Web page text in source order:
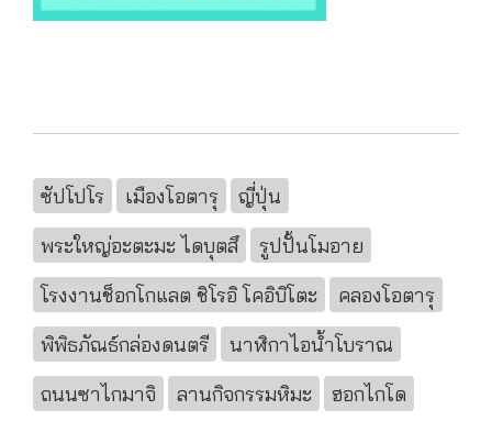
ซัปโปโร เมืองโอตารุ
ญี่ปุ่น
พระใหญ่อะตะมะ ไดบุตสึ
รูปปั้นโมอาย
โรงงานช็อกโกแลต ชิโรอิ โคอิบิโตะ
คลองโอตารุ
พิพิธภัณธ์กล่องดนตรี
นาฬิกาไอน้ำโบราณ
ถนนซาไกมาจิ
ลานกิจกรรมหิมะ ฮอกไกโด